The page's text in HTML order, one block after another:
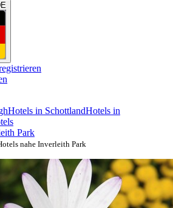
Hotels in SchottlandHotels in
Park
nahe Inverleith Park